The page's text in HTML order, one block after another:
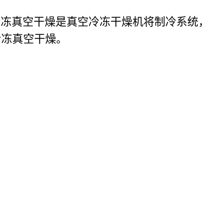
空干燥是真空冷冻干燥机将制冷系统
真空干燥。